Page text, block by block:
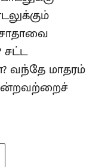
சட்ட
வந்தே மாதரம்